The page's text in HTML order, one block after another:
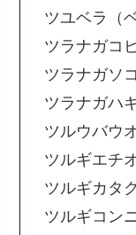
ツユベラ（
ツラナガコ
ツラナガソ
ツラナガハ
ツルウバウ
ツルギエチ
ツルギカタ
ツルギコン